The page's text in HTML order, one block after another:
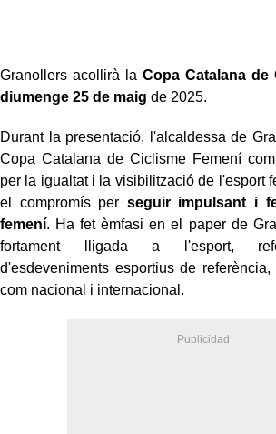
Granollers acollirà la Copa Catalana de
diumenge 25 de maig de 2025.
Durant la presentació, l'alcaldessa de
Copa Catalana de Ciclisme Femení
per la igualtat i la visibilització de l'esport
el compromís per seguir impulsant i
femení. Ha fet èmfasi en el paper de
fortament lligada a l'esport,
d'esdeveniments esportius de
com nacional i internacional.